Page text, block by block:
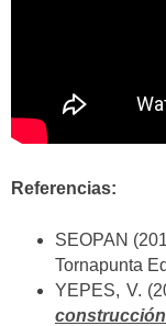
Referencias:
SEOPAN
Tornapunta
YEPES, V.